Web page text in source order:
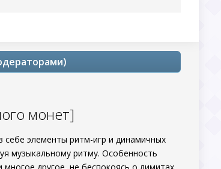
монет]
элементы ритм-игр и динамичных
музыкальному ритму. Особенность